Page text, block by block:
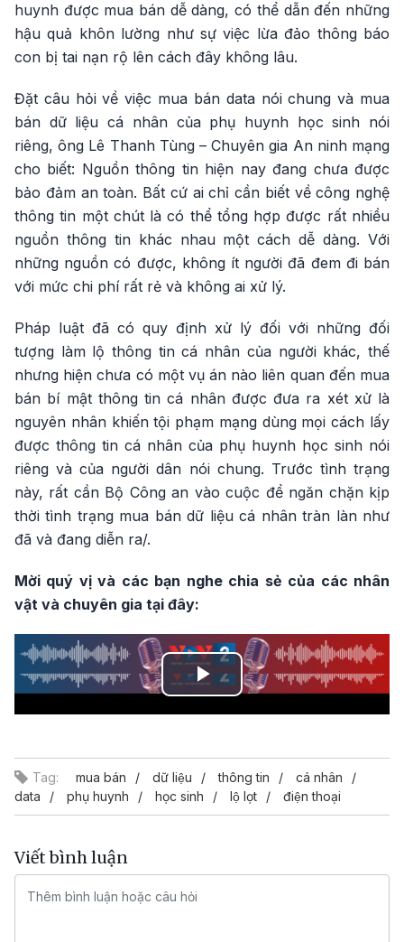
huynh được mua bán dễ dàng, có thể dẫn đến những
hậu quả khôn lường như sự việc lừa đảo thông báo
con bị tai nạn rộ lên cách đây không lâu.
Đặt câu hỏi về việc mua bán data nói chung và mua
bán dữ liệu cá nhân của phụ huynh học sinh nói
riêng, ông Lê Thanh Tùng – Chuyên gia An ninh mạng
cho biết: Nguồn thông tin hiện nay đang chưa được
bảo đảm an toàn. Bất cứ ai chỉ cần biết về công nghệ
thông tin một chút là có thể tổng hợp được rất nhiều
nguồn thông tin khác nhau một cách dễ dàng. Với
những nguồn có được, không ít người đã đem đi bán
với mức chi phí rất rẻ và không ai xử lý.
Pháp luật đã có quy định xử lý đối với những đối
tượng làm lộ thông tin cá nhân của người khác, thế
nhưng hiện chưa có một vụ án nào liên quan đến mua
bán bí mật thông tin cá nhân được đưa ra xét xử là
nguyên nhân khiến tội phạm mạng dùng mọi cách lấy
được thông tin cá nhân của phụ huynh học sinh nói
riêng và của người dân nói chung. Trước tình trạng
này, rất cần Bộ Công an vào cuộc để ngăn chặn kịp
thời tình trạng mua bán dữ liệu cá nhân tràn làn như
đã và đang diễn ra/.
Mời quý vị và các bạn nghe chia sẻ của các nhân
vật và chuyên gia tại đây:
Play
Tag: mua bán dữ liệu thông tin
cá nhân
data
phụ huynh học sinh lộ lọt điện thoại
Viết bình luận